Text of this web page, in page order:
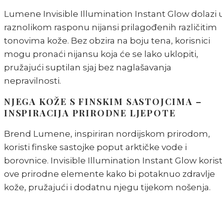
Lumene Invisible Illumination Instant Glow dolazi
raznolikom rasponu nijansi prilagođenih različitim
tonovima kože. Bez obzira na boju tena, korisnici
mogu pronaći nijansu koja će se lako uklopiti,
pružajući suptilan sjaj bez naglašavanja
nepravilnosti.
NJEGA KOŽE S FINSKIM SASTOJCIMA –
INSPIRACIJA PRIRODNE LJEPOTE
Brend Lumene, inspiriran nordijskom prirodom,
koristi finske sastojke poput arktičke vode i
borovnice. Invisible Illumination Instant Glow
ove prirodne elemente kako bi potaknuo zdravlje
kože, pružajući i dodatnu njegu tijekom nošenja.